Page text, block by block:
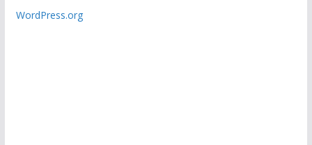
WordPress.org